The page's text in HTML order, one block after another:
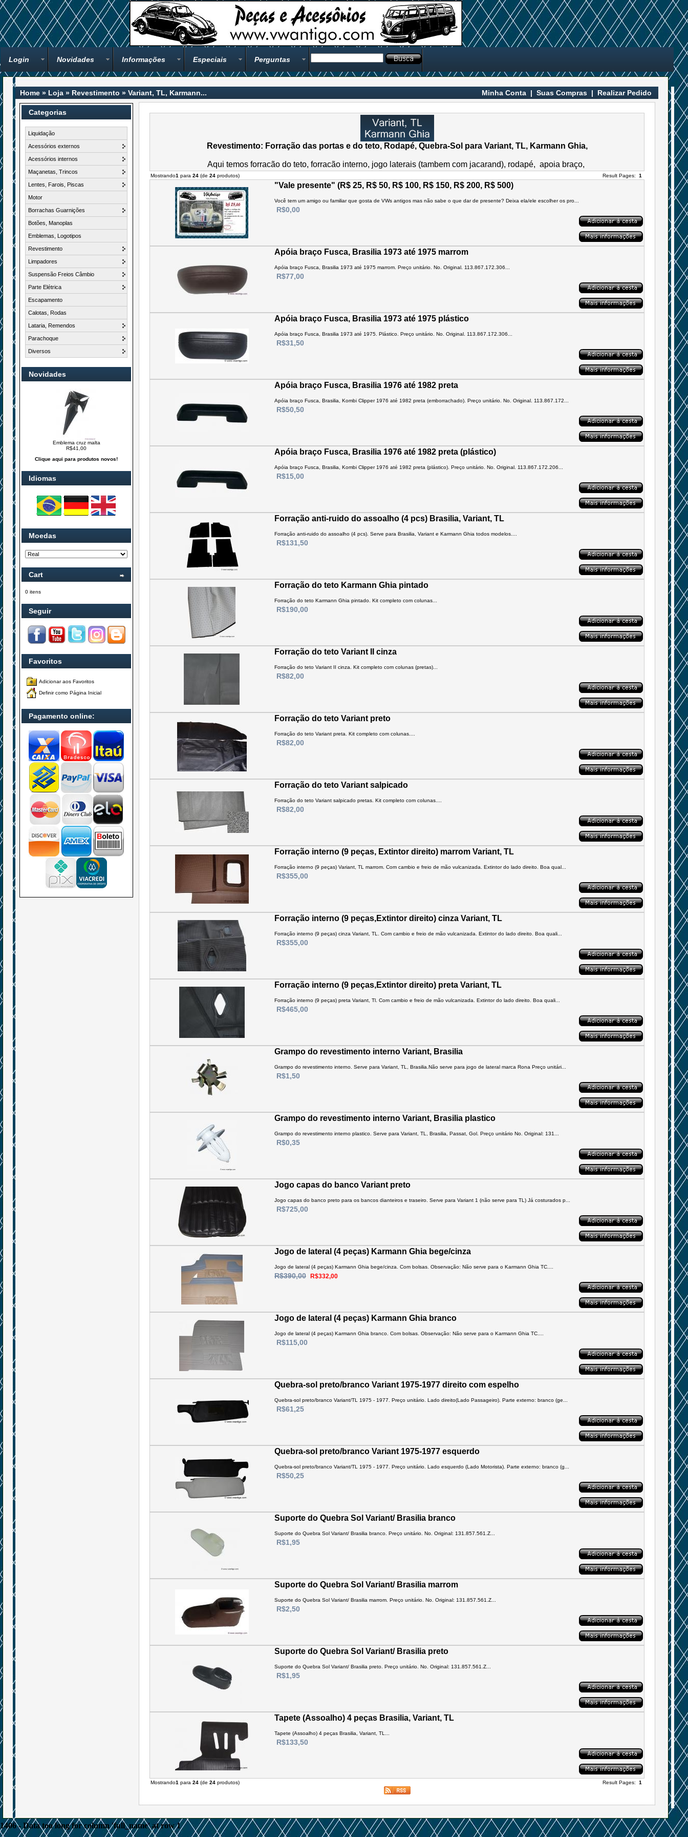
Login Novidades Informações Especiais Perguntas
Home » Loja » Revestimento » Variant, TL, Karmann... Minha Conta | Suas Compras | Realizar Pedido
Categorias
Liquidação
Acessórios externos
Acessórios internos
Maçanetas, Trincos
Lentes, Farois, Piscas
Motor
Borrachas Guarnições
Botões, Manoplas
Emblemas, Logotipos
Revestimento
Limpadores
Suspensão Freios Câmbio
Parte Elétrica
Escapamento
Calotas, Rodas
Lataria, Remendos
Parachoque
Diversos
Novidades
Emblema cruz malta
R$41,00
Clique aqui para produtos novos!
Idiomas
Moedas
Cart
0 itens
Seguir
Favoritos
Adicionar aos Favoritos
Definir como Página Inicial
Pagamento online:
Revestimento: Forração das portas e do teto, Rodapé, Quebra-Sol para Variant, TL, Karmann Ghia,
Aqui temos forracão do teto, forracão interno, jogo laterais (tambem com jacarand), rodapé, apoia braço,
Mostrando1 para 24 (de 24 produtos) Result Pages: 1
"Vale presente" (R$ 25, R$ 50, R$ 100, R$ 150, R$ 200, R$ 500)
Você tem um amigo ou familiar que gosta de VWs antigos mas não sabe o que dar de presente? Deixa ela/ele escolher os pro...
R$0,00
Apóia braço Fusca, Brasilia 1973 até 1975 marrom
Apóia braço Fusca, Brasilia 1973 até 1975 marrom. Preço unitário. No. Original. 113.867.172.306...
R$77,00
Apóia braço Fusca, Brasilia 1973 até 1975 plástico
Apóia braço Fusca, Brasilia 1973 até 1975. Plástico. Preço unitário. No. Original. 113.867.172.306...
R$31,50
Apóia braço Fusca, Brasilia 1976 até 1982 preta
Apóia braço Fusca, Brasilia, Kombi Clipper 1976 até 1982 preta (emborrachado). Preço unitário. No. Original. 113.867.172...
R$50,50
Apóia braço Fusca, Brasilia 1976 até 1982 preta (plástico)
Apóia braço Fusca, Brasilia, Kombi Clipper 1976 até 1982 preta (plástico). Preço unitário. No. Original. 113.867.172.206...
R$15,00
Forração anti-ruido do assoalho (4 pcs) Brasilia, Variant, TL
Forração anti-ruido do assoalho (4 pcs). Serve para Brasilia, Variant e Karmann Ghia todos modelos....
R$131,50
Forração do teto Karmann Ghia pintado
Forração do teto Karmann Ghia pintado. Kit completo com colunas...
R$190,00
Forração do teto Variant II cinza
Forração do teto Variant II cinza. Kit completo com colunas (pretas)...
R$82,00
Forração do teto Variant preto
Forração do teto Variant preta. Kit completo com colunas....
R$82,00
Forração do teto Variant salpicado
Forração do teto Variant salpicado pretas. Kit completo com colunas....
R$82,00
Forração interno (9 peças, Extintor direito) marrom Variant, TL
Forração interno (9 peças) Variant, TL marrom. Com cambio e freio de mão vulcanizada. Extintor do lado direito. Boa qual...
R$355,00
Forração interno (9 peças,Extintor direito) cinza Variant, TL
Forração interno (9 peças) cinza Variant, TL. Com cambio e freio de mão vulcanizada. Extintor do lado direito. Boa quali...
R$355,00
Forração interno (9 peças,Extintor direito) preta Variant, TL
Forração interno (9 peças) preta Variant, Tl. Com cambio e freio de mão vulcanizada. Extintor do lado direito. Boa quali...
R$465,00
Grampo do revestimento interno Variant, Brasilia
Grampo do revestimento interno. Serve para Variant, TL, Brasilia.Não serve para jogo de lateral marca Rona Preço unitári...
R$1,50
Grampo do revestimento interno Variant, Brasilia plastico
Grampo do revestimento interno plastico. Serve para Variant, TL, Brasilia, Passat, Gol. Preço unitário No. Original: 131...
R$0,35
Jogo capas do banco Variant preto
Jogo capas do banco preto para os bancos dianteiros e traseiro. Serve para Variant 1 (não serve para TL) Já costurados p...
R$725,00
Jogo de lateral (4 peças) Karmann Ghia bege/cinza
Jogo de lateral (4 peças) Karmann Ghia bege/cinza. Com bolsas. Observação: Não serve para o Karmann Ghia TC....
R$390,00 R$332,00
Jogo de lateral (4 peças) Karmann Ghia branco
Jogo de lateral (4 peças) Karmann Ghia branco. Com bolsas. Observação: Não serve para o Karmann Ghia TC....
R$115,00
Quebra-sol preto/branco Variant 1975-1977 direito com espelho
Quebra-sol preto/branco Variant/TL 1975 - 1977. Preço unitário. Lado direito(Lado Passageiro). Parte externo: branco (ge...
R$61,25
Quebra-sol preto/branco Variant 1975-1977 esquerdo
Quebra-sol preto/branco Variant/TL 1975 - 1977. Preço unitário. Lado esquerdo (Lado Motorista). Parte externo: branco (g...
R$50,25
Suporte do Quebra Sol Variant/ Brasilia branco
Suporte do Quebra Sol Variant/ Brasilia branco. Preço unitário. No. Original: 131.857.561.Z...
R$1,95
Suporte do Quebra Sol Variant/ Brasilia marrom
Suporte do Quebra Sol Variant/ Brasilia marrom. Preço unitário. No. Original: 131.857.561.Z...
R$2,50
Suporte do Quebra Sol Variant/ Brasilia preto
Suporte do Quebra Sol Variant/ Brasilia preto. Preço unitário. No. Original: 131.857.561.Z...
R$1,95
Tapete (Assoalho) 4 peças Brasilia, Variant, TL
Tapete (Assoalho) 4 peças Brasilia, Variant, TL...
R$133,50
Mostrando1 para 24 (de 24 produtos) Result Pages: 1
1406 - Data too long for column 'full_name' at row 1